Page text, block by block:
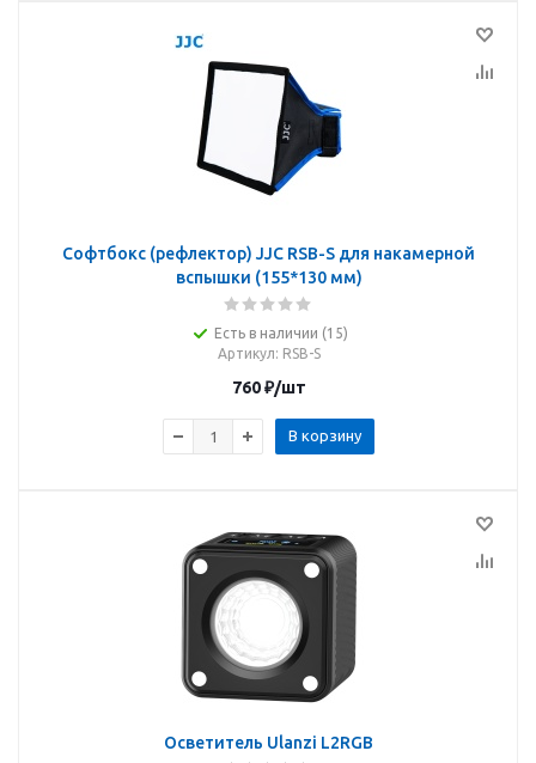
Софтбокс (рефлектор) JJC RSB-S для накамерной
вспышки (155*130 мм)
Есть в наличии (15)
Артикул: RSB-S
760₽/шт
В корзину
Осветитель Ulanzi L2RGB